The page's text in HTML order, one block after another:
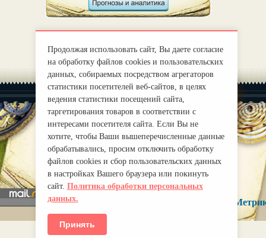
О нас
Правила
mirprognoz@mail.ru
Продолжая использовать сайт, Вы даете согласие
на обработку файлов cookies и пользовательских
данных, собираемых посредством агрегаторов
статистики посетителей веб-сайтов, в целях
ведения статистики посещений сайта,
таргетирования товаров в соответствии с
интересами посетителя сайта. Если Вы не
хотите, чтобы Ваши вышеперечисленные данные
обрабатывались, просим отключить обработку
файлов cookies и сбор пользовательских данных
в настройках Вашего браузера или покинуть
сайт. Политика обработки персональных
данных.
Принять